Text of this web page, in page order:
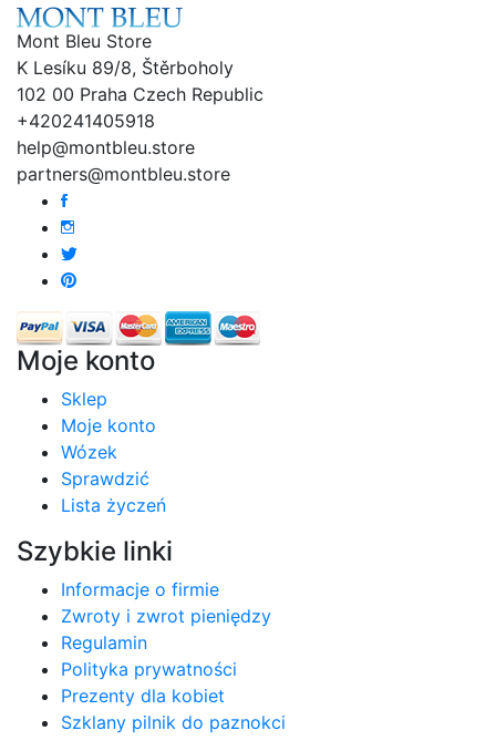
Mont Bleu Store
K Lesíku 89/8, Štěrboholy
102 00 Praha Czech Republic
+420241405918
help@montbleu.store
partners@montbleu.store
Moje konto
Sklep
Moje konto
Wózek
Sprawdzić
Lista życzeń
Szybkie linki
Informacje o firmie
Zwroty i zwrot pieniędzy
Regulamin
Polityka prywatności
Prezenty dla kobiet
Szklany pilnik do paznokci